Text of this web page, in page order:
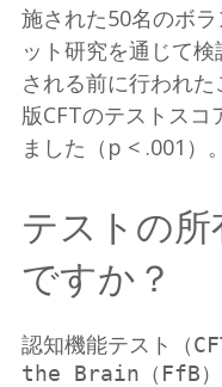
施された50名のボ
ット研究を通じて
される前に行われ
版CFTのテストス
ました（p < .001）。
テストの
ですか？
認知機能テスト（
the Brain（FfB）